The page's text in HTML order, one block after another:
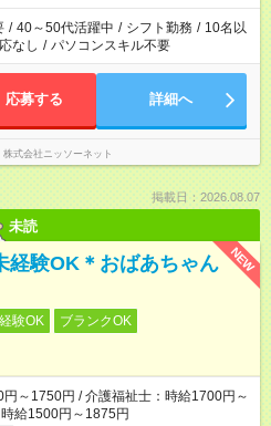
/ 40～50代活躍中 / シフト勤務 / 10名以
なし / パソコンスキル不要
応募する 詳細へ
株式会社ニッソーネット
掲載日：2026.08.07
未読
NEW
経験OK＊おばあちゃん
験OK
ブランクOK
～1750円 / 介護福祉士：時給1700円～
給1500円～1875円